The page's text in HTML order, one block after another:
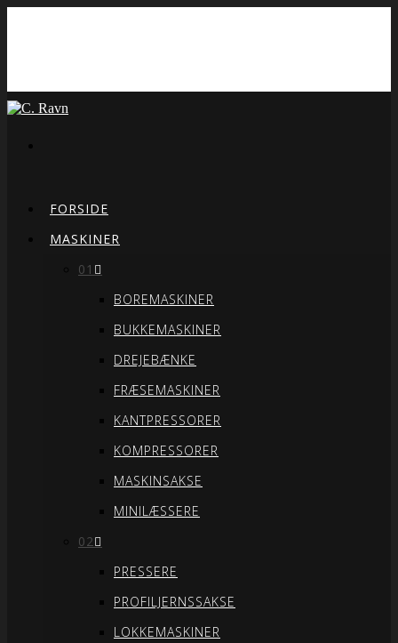
FORSIDE
MASKINER
01
BOREMASKINER
BUKKEMASKINER
DREJEBÆNKE
FRÆSEMASKINER
KANTPRESSORER
KOMPRESSORER
MASKINSAKSE
MINILÆSSERE
02
PRESSERE
PROFILJERNSSAKSE
LOKKEMASKINER